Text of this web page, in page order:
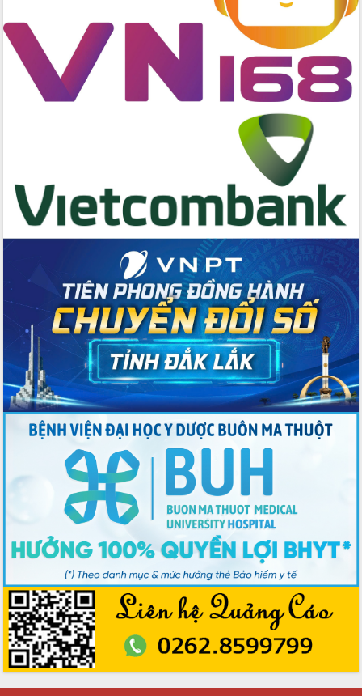
Rvê
Phó Thủ tướng Chính phủ Mai Văn
Chính chia sẻ, động viên người dân
chịu ảnh hưởng nặng từ bão số 13
Chủ tịch UBND tỉnh kiểm tra công tác
gia
Xã Ea H'leo giữ vững và nâng cao chất
lượng các tiêu chí nông thôn mới
Công bố quyết định của Ban Thường
vụ Tỉnh ủy về công tác cán bộ
Nâng cao trách nhiệm người đứng
đầu, phát huy tinh thần chủ động,
sáng tạo để đảm bảo tiến độ giải ngân
vốn đầu tư công năm 2025
Sở Công Thương đột phá số hóa 100%
thủ tục trực tuyến lấy sự hài lòng của
doanh nghiệp làm thước đo phục vụ
Đảm bảo công tác bầu cử triển khai
đúng tiến độ, quy trình theo luật định
Ban Tuyên giáo và Dân vận Trung ương
tập huấn công tác khoa giáo năm 2025
Đắk Lắk hưởng ứng Ngày Pháp luật
Việt Nam 2025 và biểu dương 25 tập
thể, cá nhân tiêu biểu
Hội nghị lần thứ nhất Ban Chỉ đạo
công tác bầu cử tỉnh Đắk Lắk
Hội nghị UBND tỉnh thường kỳ tháng
10 năm 2025
Kỳ họp chuyên đề lần thứ Ba, HĐND
tỉnh khóa X
Bí thư Tỉnh ủy Lương Nguyễn Minh
Triết kiểm tra việc thực hiện chống
khai thác IUU
Hội thảo chuyên đề “Hành trình xuất